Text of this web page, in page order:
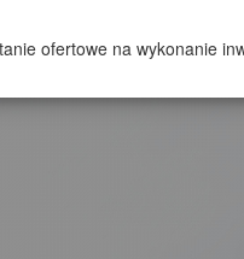
ofertowe na wykonanie